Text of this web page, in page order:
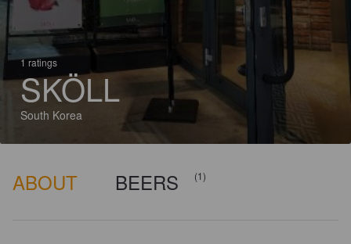
1 ratings
SKÖLL
South Korea
ABOUT BEERS (1)